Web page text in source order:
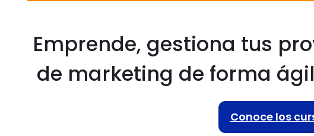
Emprende, gestiona tus
de marketing de forma
Conoce los